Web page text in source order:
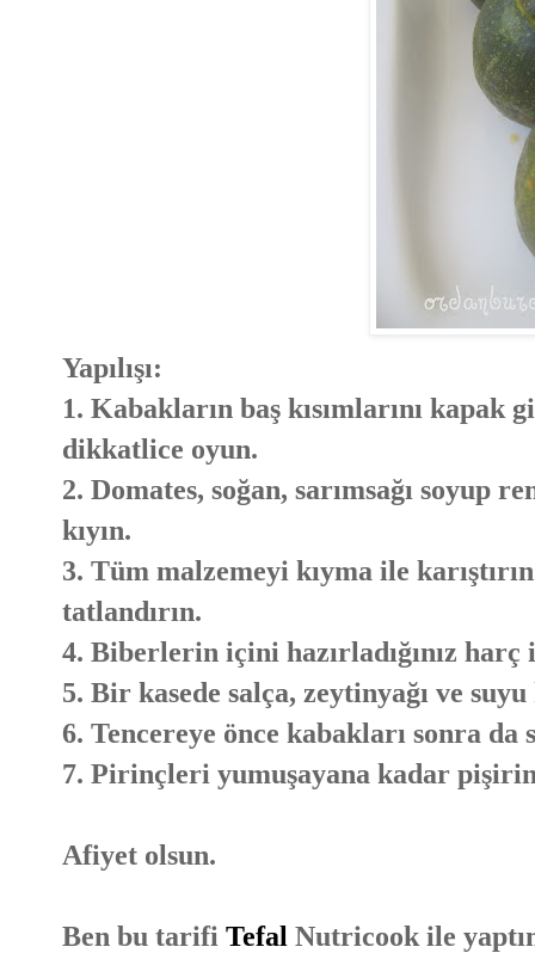
Yapılışı:
1. Kabakların baş kısımlarını kapak
dikkatlice oyun.
2. Domates, soğan, sarımsağı soyup
kıyın.
3. Tüm malzemeyi kıyma ile
tatlandırın.
4. Biberlerin içini hazırladığınız
5. Bir kasede salça, zeytinyağı ve suyu
6. Tencereye önce kabakları sonra da
7. Pirinçleri yumuşayana kadar
Afiyet olsun.
Ben bu tarifi Tefal Nutricook ile